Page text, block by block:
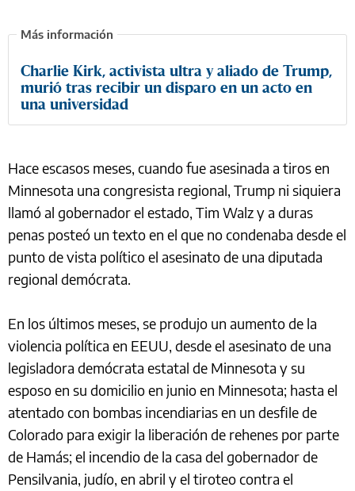
Charlie Kirk, activista ultra y aliado de Trump,
murió tras recibir un disparo en un acto en
una universidad
Hace escasos meses, cuando fue asesinada a tiros en
Minnesota una congresista regional, Trump ni siquiera
llamó al gobernador el estado, Tim Walz y a duras
penas posteó un texto en el que no condenaba desde el
punto de vista político el asesinato de una diputada
regional demócrata.
En los últimos meses, se produjo un aumento de la
violencia política en EEUU, desde el asesinato de una
legisladora demócrata estatal de Minnesota y su
esposo en su domicilio en junio en Minnesota; hasta el
atentado con bombas incendiarias en un desfile de
Colorado para exigir la liberación de rehenes por parte
de Hamás; el incendio de la casa del gobernador de
Pensilvania, judío, en abril y el tiroteo contra el